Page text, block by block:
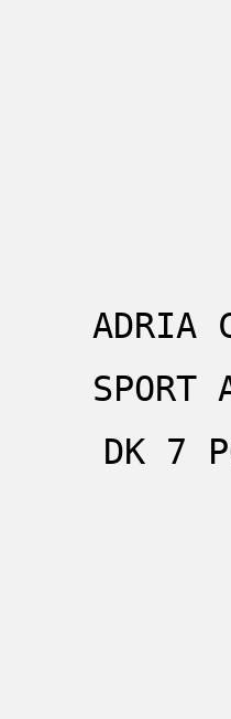
ADRIA
SPORT
DK 7